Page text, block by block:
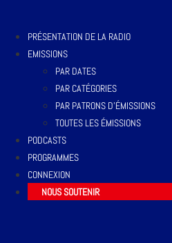
PRÉSENTATION DE LA RADIO
EMISSIONS
PAR DATES
PAR CATÉGORIES
PAR PATRONS D’ÉMISSIONS
TOUTES LES ÉMISSIONS
PODCASTS
PROGRAMMES
CONNEXION
NOUS SOUTENIR